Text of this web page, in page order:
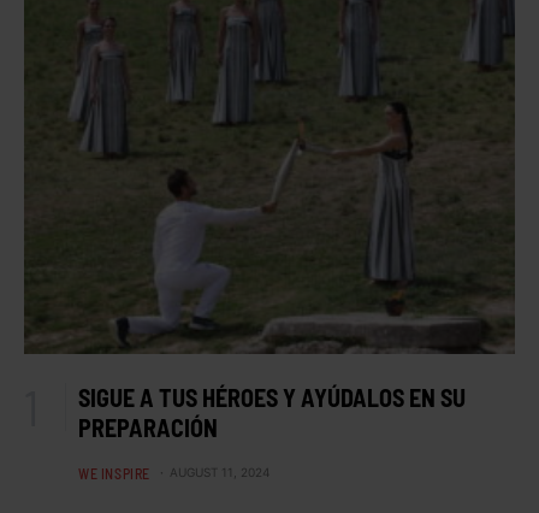
SIGUE A TUS HÉROES Y AYÚDALOS EN SU
PREPARACIÓN
WE INSPIRE AUGUST 11, 2024